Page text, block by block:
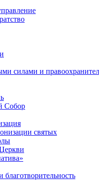
силами и
Собор
святых